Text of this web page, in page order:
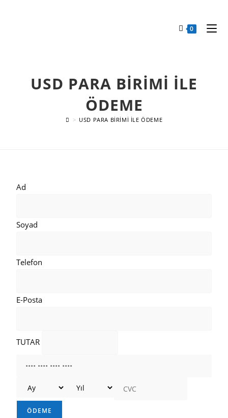
0
USD PARA BİRİMİ İLE
ÖDEME
> USD PARA BİRİMİ İLE ÖDEME
Ad
Soyad
Telefon
E-Posta
TUTAR
ÖDEME